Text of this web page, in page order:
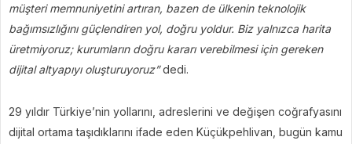
müşteri memnuniyetini artıran, bazen de ülkenin teknolojik
bağımsızlığını güçlendiren yol, doğru yoldur. Biz yalnızca harita
üretmiyoruz; kurumların doğru kararı verebilmesi için gereken
dijital altyapıyı oluşturuyoruz”dedi.
29 yıldır Türkiye’nin yollarını, adreslerini ve değişen coğrafyasını
dijital ortama taşıdıklarını ifade eden Küçükpehlivan, bugün kamu